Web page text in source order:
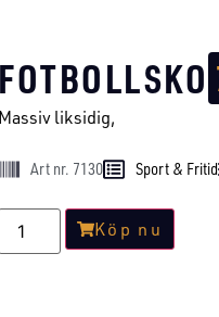
FOTBOLLSKO
Massiv liksidig,
Art nr. 7130 Sport & Fritid
Köp nu